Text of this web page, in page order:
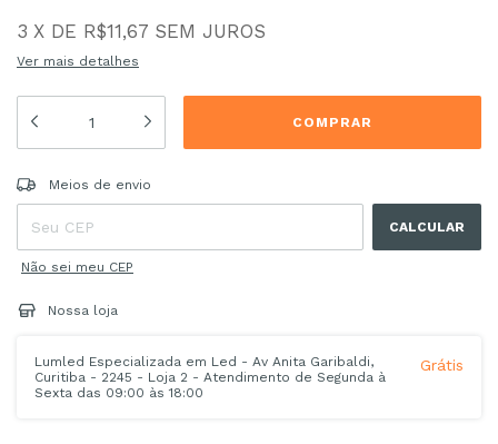
3 X DE R$11,67 SEM JUROS
Ver mais detalhes
Entregas para o CEP:
Meios de envio
CALCULAR
Não sei meu CEP
Nossa loja
Lumled Especializada em Led - Av Anita Garibaldi,
Curitiba - 2245 - Loja 2 - Atendimento de Segunda à
Sexta das 09:00 às 18:00
Grátis